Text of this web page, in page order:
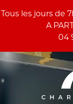
Tous les jours de
A
04